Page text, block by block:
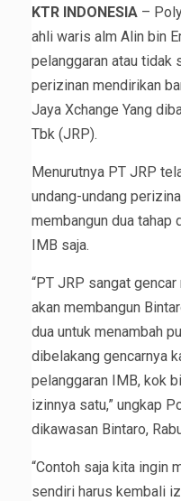
KTR INDONESIA –
ahli waris alm Alin bin
pelanggaran atau tidak
perizinan mendirikan
Jaya Xchange Yang
Tbk (JRP).
Menurutnya PT JRP
undang-undang
membangun dua tahap
IMB saja.
“PT JRP sangat
akan membangun
dua untuk menambah
dibelakang gencarnya
pelanggaran IMB, kok
izinnya satu,” ungkap
dikawasan Bintaro,
“Contoh saja kita ingin
sendiri harus kembali